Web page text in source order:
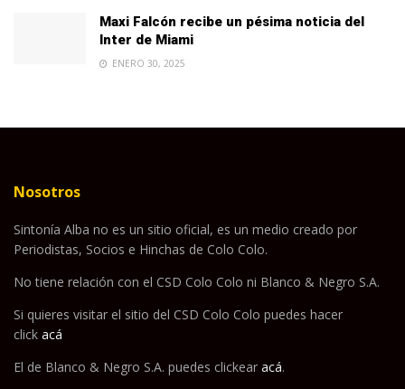
Maxi Falcón recibe un pésima noticia del
Inter de Miami
ENERO 30, 2025
Nosotros
Sintonía Alba no es un sitio oficial, es un medio creado por
Periodistas, Socios e Hinchas de Colo Colo.
No tiene relación con el CSD Colo Colo ni Blanco & Negro S.A.
Si quieres visitar el sitio del CSD Colo Colo puedes hacer
click acá
El de Blanco & Negro S.A. puedes clickear acá.